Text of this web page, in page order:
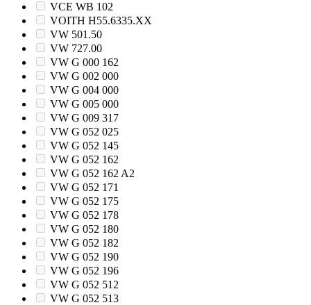
VCE WB 102
VOITH H55.6335.XX
VW 501.50
VW 727.00
VW G 000 162
VW G 002 000
VW G 004 000
VW G 005 000
VW G 009 317
VW G 052 025
VW G 052 145
VW G 052 162
VW G 052 162 A2
VW G 052 171
VW G 052 175
VW G 052 178
VW G 052 180
VW G 052 182
VW G 052 190
VW G 052 196
VW G 052 512
VW G 052 513